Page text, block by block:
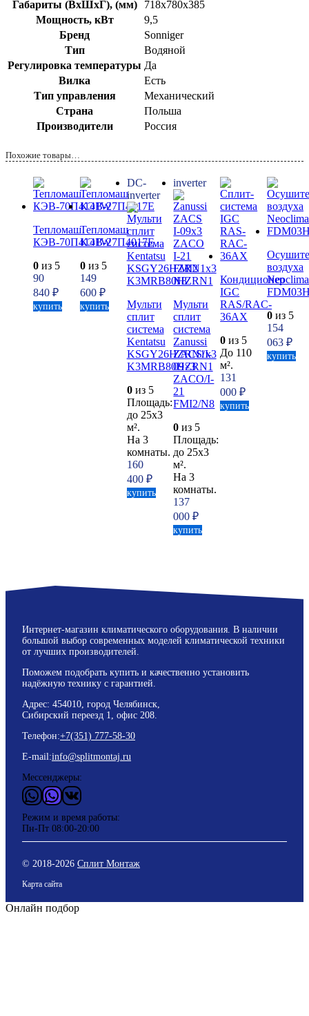
Габариты (ВхШхГ), (мм)
718x780x385
Мощность, кВт
9,5
Бренд
Sonniger
Тип
Водяной
Регулировка температуры Да
Вилка
Есть
Тип управления
Механический
Страна
Польша
Производители
Россия
Похожие товары…
Тепломаш
КЭВ-70П4141W
0 из 5
90
840 ₽
купить
Тепломаш
КЭВ-27П4017Е
0из 5
149
600 ₽
купить
DC-
inverter
Мульти
сплит
система
Kentatsu
KSGY26HZRN1x3
K3MRB80HZRN1
0из 5
Площадь:
до 25x3
м².
На 3
комнаты.
160
400 ₽
купить
inverter
Мульти
сплит
система
Zanussi
ZACS/I-
09×3
ZACO/I-
21
FMI2/N8
0 из 5
Площадь:
до 25x3
м².
На 3
комнаты.
137
000₽
купить
Кондиционер
IGC
RAS/RAC-
36AX
0 из 5
До 110
м².
131
000₽
купить
воздуха
Neoclima
0из 5
154
063 ₽
купить
Интернет-магазин климатического оборудования. В наличии
большой выбор современных моделей климатической техники
от лучших производителей.
Поможем подобрать купить и качественно установить
надёжную технику с гарантией.
Адрес: 454010, город Челябинск,
Сибирский переезд 1, офис 208.
Телефон:+7(351) 777-58-30
E-mail:info@splitmontaj.ru
Мессенджеры:
WhatsApp
ViderВКонтакте
Режим и время работы:
Пн-Пт 08:00-20:00
© 2018-2026 Сплит Монтаж
Карта сайта
Онлайн подбор